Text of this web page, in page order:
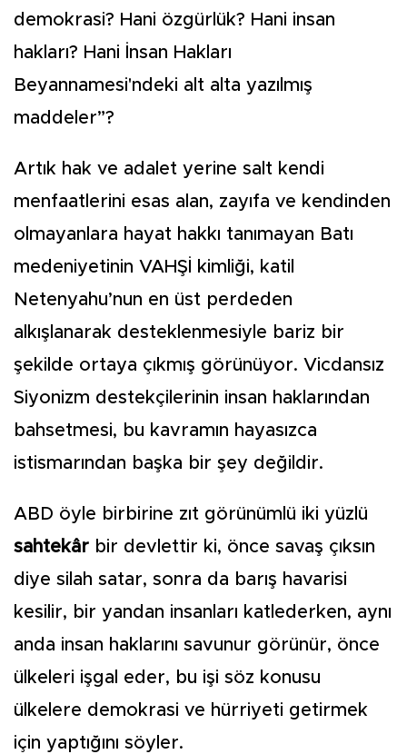
demokrasi? Hani özgürlük? Hani insan
hakları? Hani İnsan Hakları
Beyannamesi'ndeki alt alta yazılmış
maddeler”?
Artık hak ve adalet yerine salt kendi
menfaatlerini esas alan, zayıfa ve kendinden
olmayanlara hayat hakkı tanımayan Batı
medeniyetinin VAHŞİ kimliği, katil
Netenyahu’nun en üst perdeden
alkışlanarak desteklenmesiyle bariz bir
şekilde ortaya çıkmış görünüyor. Vicdansız
Siyonizm destekçilerinin insan haklarından
bahsetmesi, bu kavramın hayasızca
istismarından başka bir şey değildir.
ABD öyle birbirine zıt görünümlü iki yüzlü
sahtekâr bir devlettir ki, önce savaş çıksın
diye silah satar, sonra da barış havarisi
kesilir, bir yandan insanları katlederken, aynı
anda insan haklarını savunur görünür, önce
ülkeleri işgal eder, bu işi söz konusu
ülkelere demokrasi ve hürriyeti getirmek
için yaptığını söyler.